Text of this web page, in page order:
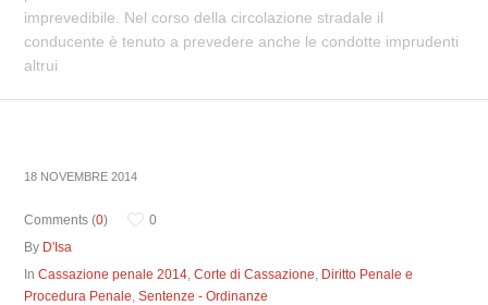
imprevedibile. Nel corso della circolazione stradale il
conducente è tenuto a prevedere anche le condotte imprudenti
altrui
18 NOVEMBRE 2014
Comments (0)
0
By D'Isa
InCassazione penale 2014,Corte di Cassazione, Diritto Penale e
Procedura Penale,Sentenze - Ordinanze